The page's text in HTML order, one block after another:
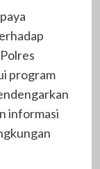
program
informasi